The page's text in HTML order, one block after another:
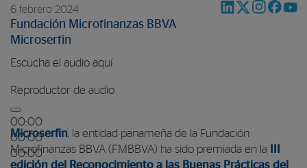
6 febrero 2024
Fundación Microfinanzas BBVA
Microserfin
Escucha el audio aquí
Reproductor de audio
00:00
00:00
00:00
Microserfin, la entidad panameña de la Fundación
Microfinanzas BBVA (FMBBVA) ha sido premiada en la
edición del Reconocimiento a las Buenas Prácticas del